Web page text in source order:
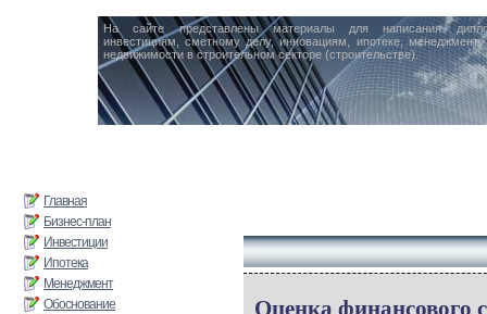
На сайте представлены материалы для написания
инвестициям, сметному делу, инновациям, ипотеке,
недвижимости в строительном секторе (строительстве).
Главная
Бизнес-план
Инвестиции
Ипотека
Менеджмент
Обоснование
Оценка финансового